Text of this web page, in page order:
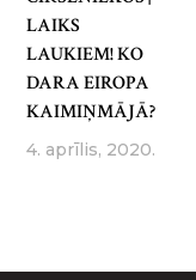
LAIKS
LAUKIEM! KO
DARA EIROPA
KAIMIŅMĀJĀ?
4. aprīlis, 2020.